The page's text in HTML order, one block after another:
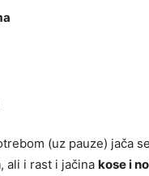
(uz pauze) jača se
, ali i rast i jačina kose i